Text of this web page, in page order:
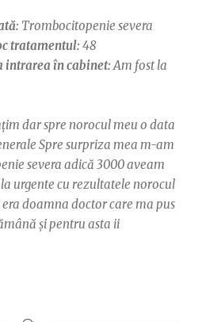
Trombocitopenie severa
tratamentul: 48
intrarea în cabinet:Am fost la
dar spre norocul meu o data
Spre surpriza mea m-am
severa adică 3000 aveam
urgente cu rezultatele norocul
doamna doctor care ma pus
și pentru asta ii